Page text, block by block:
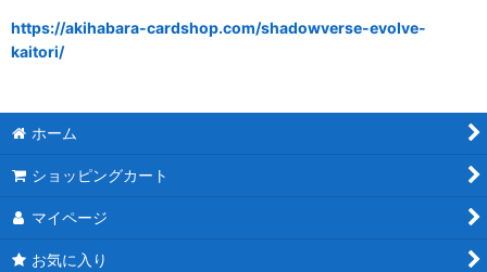
https://akihabara-cardshop.com/shadowverse-evolve-
kaitori/
ホーム
ショッピングカート
マイページ
お気に入り